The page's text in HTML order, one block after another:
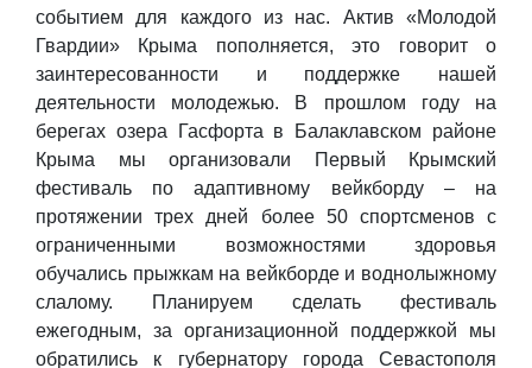
событием для каждого из нас. Актив «Молодой
Гвардии» Крыма пополняется, это говорит о
заинтересованности и поддержке нашей
деятельности молодежью. В прошлом году на
берегах озера Гасфорта в Балаклавском районе
Крыма мы организовали Первый Крымский
фестиваль по адаптивному вейкборду – на
протяжении трех дней более 50 спортсменов с
ограниченными возможностями здоровья
обучались прыжкам на вейкборде и воднолыжному
слалому. Планируем сделать фестиваль
ежегодным, за организационной поддержкой мы
обратились к губернатору города Севастополя